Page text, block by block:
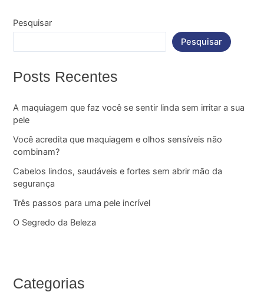
Pesquisar
Pesquisar
Posts Recentes
A maquiagem que faz você se sentir linda sem irritar a sua
pele
Você acredita que maquiagem e olhos sensíveis não
combinam?
Cabelos lindos, saudáveis e fortes sem abrir mão da
segurança
Três passos para uma pele incrível
O Segredo da Beleza
Categorias